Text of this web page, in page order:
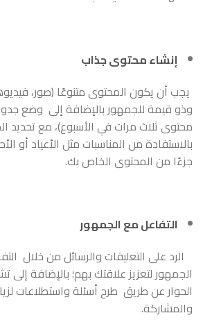
إنشاء محتوى جذاب
يجب أن يكون المحتوى متنوعًا (صور،
وذو قيمة للجمهور بالإضافة إلى وضع
محتوى ثلاث مرات في الأسبوع)، مع تحديد
بالاستفادة من المناسبات مثل الأعياد أو
جزءًا من المحتوى الخاص بك.
التفاعل مع الجمهور
الرد على التعليقات والرسائل من خلال
الجمهور لتعزيز علاقتك بهم؛ بالإضافة
الحوار عن طريق طرح أسئلة واستطلاعات
والمشاركة.